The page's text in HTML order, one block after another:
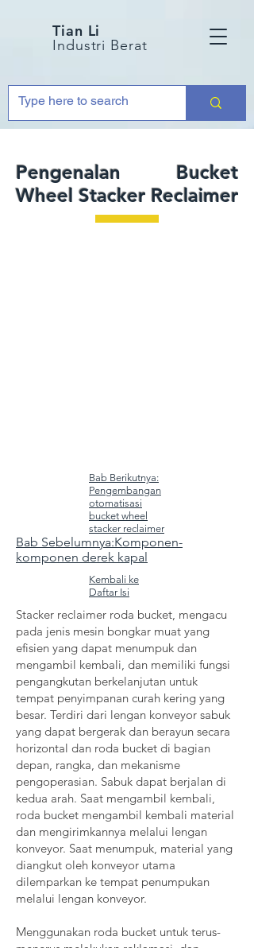
Tian Li
Industri Berat
Pengenalan Bucket
Wheel Stacker Reclaimer
Bab Berikutnya:
Pengembangan
otomatisasi
bucket wheel
stacker reclaimer
Bab Sebelumnya:Komponen-
komponen derek kapal
Kembali ke
Daftar Isi
Stacker reclaimer roda bucket, mengacu
pada jenis mesin bongkar muat yang
efisien yang dapat menumpuk dan
mengambil kembali, dan memiliki fungsi
pengangkutan berkelanjutan untuk
tempat penyimpanan curah kering yang
besar. Terdiri dari lengan konveyor sabuk
yang dapat bergerak dan berayun secara
horizontal dan roda bucket di bagian
depan, rangka, dan mekanisme
pengoperasian. Sabuk dapat berjalan di
kedua arah. Saat mengambil kembali,
roda bucket mengambil kembali material
dan mengirimkannya melalui lengan
konveyor. Saat menumpuk, material yang
diangkut oleh konveyor utama
dilemparkan ke tempat penumpukan
melalui lengan konveyor.
Menggunakan roda bucket untuk terus-